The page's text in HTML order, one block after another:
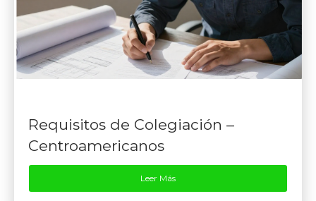
Requisitos de Colegiación –
Centroamericanos
Leer Más